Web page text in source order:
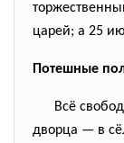
царей; а 25
Потешные
Всё
дворца — в